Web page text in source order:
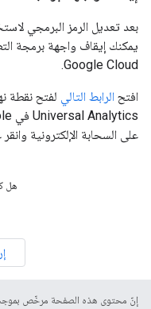
بعد تعديل الرمز البرمجي
يمكنك إيقاف واجهة برمجة
Google Cloud.
افتح الرابط التالي لفتح نقطة
على السحابة الإلكترونية وانقر
هل
إنّ محتوى هذه الصفحة مرخّص